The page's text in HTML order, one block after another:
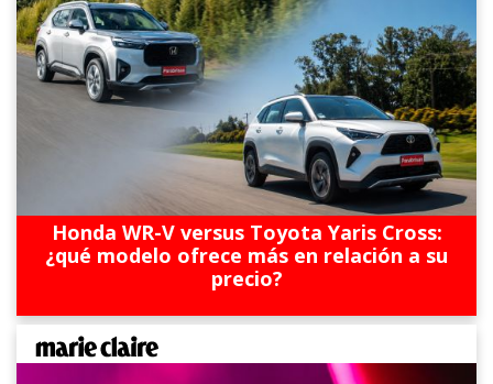
Honda WR-V versus Toyota Yaris Cross:
¿qué modelo ofrece más en relación a su
precio?